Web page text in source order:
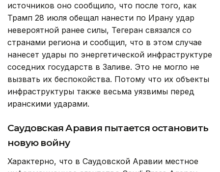
источников оно сообщило, что после того, как
Трамп 28 июля обещал нанести по Ирану удар
невероятной ранее силы, Тегеран связался со
странами региона и сообщил, что в этом случае
нанесет удары по энергетической инфраструктуре
соседних государств в Заливе. Это не могло не
вызвать их беспокойства. Потому что их объекты
инфраструктуры также весьма уязвимы перед
иранскими ударами.
Саудовская Аравия пытается остановить
новую войну
Характерно, что в Саудовской Аравии местное